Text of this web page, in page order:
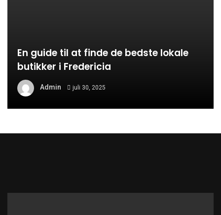
En guide til at finde de bedste lokale
butikker i Fredericia
Admin juli 30, 2025